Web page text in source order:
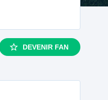
DEVENIR FAN